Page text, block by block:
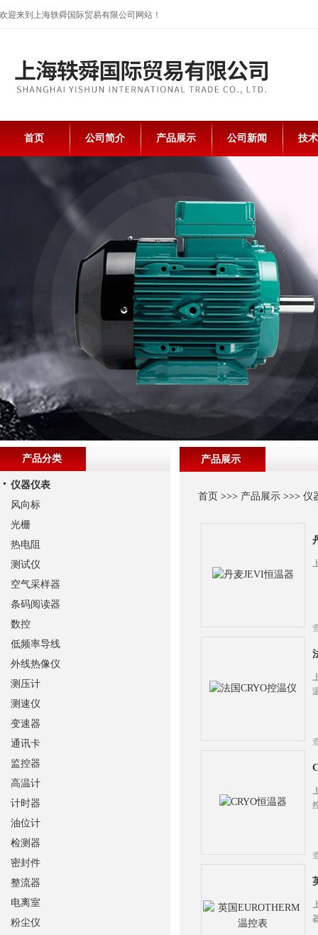
欢迎来到上海轶舜国际贸易有限公司网站！
首页 公司简介 产品展示 公司新闻 技
产品展示
首页 >>> 产品展示 >>>仪
产品分类
仪器仪表
风向标
光栅
热电阻
测试仪
空气采样器
条码阅读器
数控
低频率导线
外线热像仪
测压计
测速仪
变速器
通讯卡
监控器
高温计
计时器
油位计
检测器
密封件
整流器
电离室
粉尘仪